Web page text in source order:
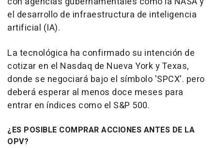
el desarrollo de infraestructura de inteligencia
artificial (IA).
La tecnológica ha confirmado su intención de
cotizar en el Nasdaq de Nueva York y Texas,
donde se negociará bajo el símbolo 'SPCX'. pero
deberá esperar al menos doce meses para
entrar en índices como el S&P 500.
¿ES POSIBLE COMPRAR ACCIONES ANTES DE LA
OPV?